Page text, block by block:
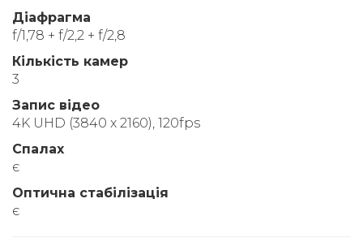
Діафрагма
f/1,78 + f/2,2 + f/2,8
Кількість камер
3
Запис відео
4K UHD (3840 x 2160), 120fps
Спалах
є
Оптична стабілізація
є